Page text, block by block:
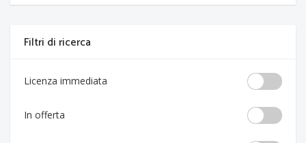
Filtri di ricerca
Licenza immediata
In offerta